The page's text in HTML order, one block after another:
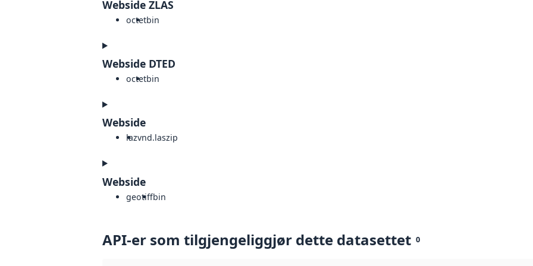
Webside ZLAS
octetbin
Webside DTED
octetbin
Webside
lazvnd.laszip
Webside
geotiffbin
API-er som tilgjengeliggjør dette datasettet 0